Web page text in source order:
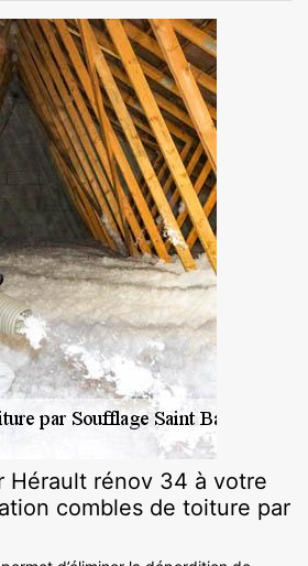
Hérault rénov 34 à votre
combles de toiture par